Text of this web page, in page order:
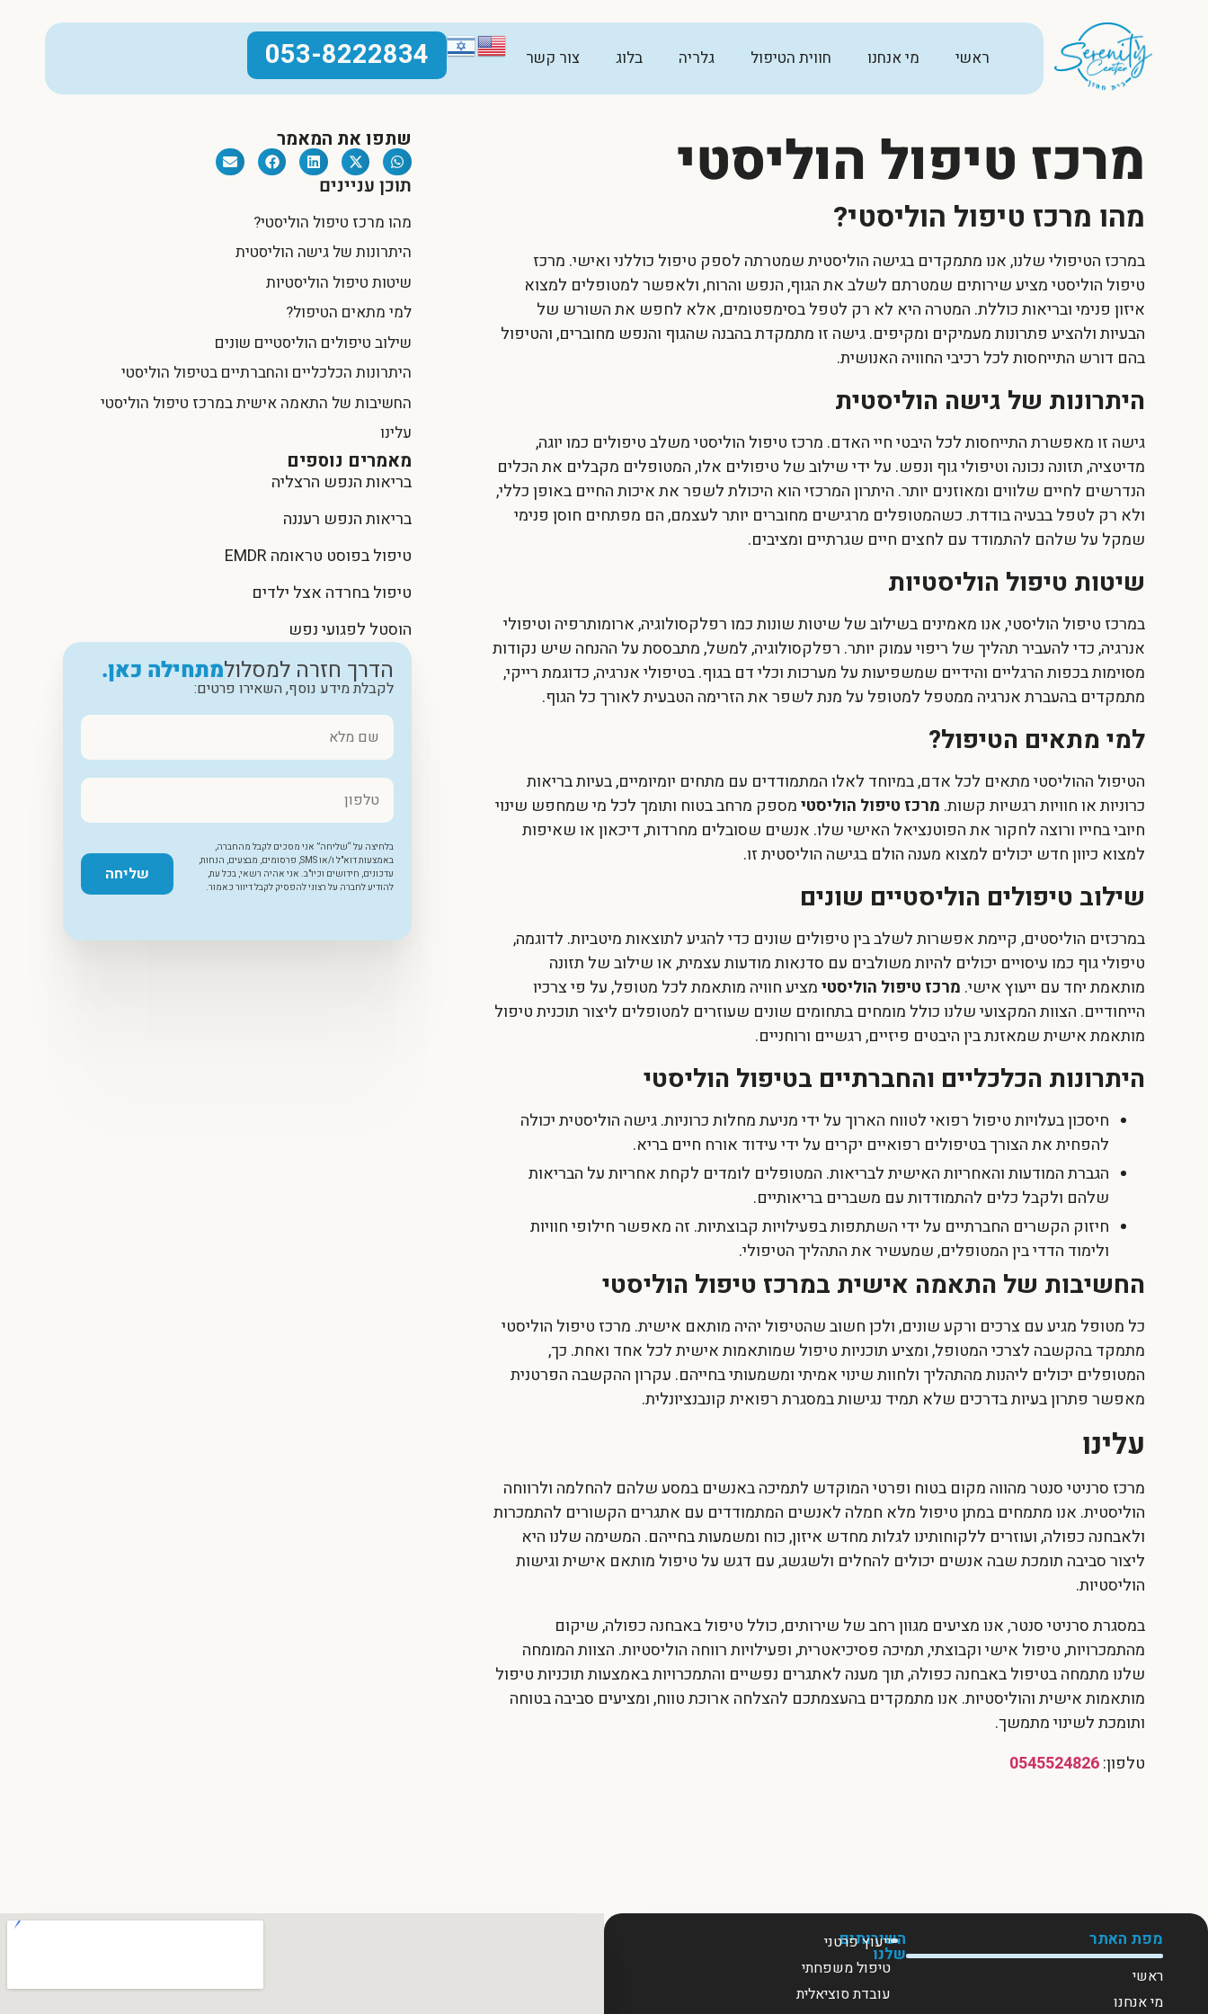
ראשי מי אנחנו חווית הטיפול גלריה בלוג צור קשר 053-8222834
מרכז טיפול הוליסטי
מהו מרכז טיפול הוליסטי?
במרכז הטיפולי שלנו, אנו מתמקדים בגישה הוליסטית שמטרתה לספק טיפול כוללני ואישי. מרכז
טיפול הוליסטימציע שירותים שמטרתם לשלב את הגוף, הנפש והרוח, ולאפשר למטופלים למצוא
איזון פנימי ובריאות כוללת. המטרה היא לא רק לטפל בסימפטומים, אלא לחפש את השורש של
הבעיות ולהציע פתרונות מעמיקים ומקיפים. גישה זו מתמקדת בהבנה שהגוף והנפש מחוברים, והטיפול
בהם דורש התייחסות לכל רכיבי החוויה האנושית.
היתרונות של גישה הוליסטית
גישה זו מאפשרת התייחסות לכל היבטי חיי האדם. מרכז טיפול הוליסטימשלב טיפולים כמו יוגה,
מדיטציה, תזונה נכונה וטיפולי גוף ונפש. על ידי שילוב של טיפולים אלו, המטופלים מקבלים את הכלים
הנדרשים לחיים שלווים ומאוזנים יותר. היתרון המרכזי הוא היכולת לשפר את איכות החיים באופן כללי,
ולא רק לטפל בבעיה בודדת. כשהמטופלים מרגישים מחוברים יותר לעצמם, הם מפתחים חוסן פנימי
שמקל על שלהם להתמודד עם לחצים חיים שגרתיים ומציבים.
שיטות טיפול הוליסטיות
במרכז טיפול הוליסטי, אנו מאמינים בשילוב של שיטות שונות כמו רפלקסולוגיה, ארומותרפיה וטיפולי
אנרגיה, כדי להעביר תהליך של ריפוי עמוק יותר. רפלקסולוגיה, למשל, מתבססת על ההנחה שיש נקודות
מסוימות בכפות הרגליים והידיים שמשפיעות על מערכות וכלי דם בגוף. בטיפולי אנרגיה, כדוגמת רייקי,
מתמקדים בהעברת אנרגיה ממטפל למטופל על מנת לשפר את הזרימה הטבעית לאורך כל הגוף.
למי מתאים הטיפול?
הטיפול ההוליסטי מתאים לכל אדם, במיוחד לאלו המתמודדים עם מתחים יומיומיים, בעיות בריאות
כרוניות או חוויות רגשיות קשות. מרכז טיפול הוליסטימספק מרחב בטוח ותומך לכל מי שמחפש שינוי
חיובי בחייו ורוצה לחקור את הפוטנציאל האישי שלו. אנשים שסובלים מחרדות, דיכאון או שאיפות
למצוא כיוון חדש יכולים למצוא מענה הולם בגישה הוליסטית זו.
שילוב טיפולים הוליסטיים שונים
במרכזים הוליסטים, קיימת אפשרות לשלב בין טיפולים שונים כדי להגיע לתוצאות מיטביות. לדוגמה,
טיפולי גוף כמו עיסויים יכולים להיות משולבים עם סדנאות מודעות עצמית, או שילוב של תזונה
מותאמת יחד עם ייעוץ אישי. מרכז טיפול הוליסטימציע חוויה מותאמת לכל מטופל, על פי צרכיו
הייחודיים. הצוות המקצועי שלנו כולל מומחים בתחומים שונים שעוזרים למטופלים ליצור תוכנית טיפול
מותאמת אישית שמאזנת בין היבטים פיזיים, רגשיים ורוחניים.
היתרונות הכלכליים והחברתיים בטיפול הוליסטי
חיסכון בעלויות טיפול רפואי לטווח הארוך על ידי מניעת מחלות כרוניות. גישה הוליסטית יכולה
להפחית את הצורך בטיפולים רפואיים יקרים על ידי עידוד אורח חיים בריא.
הגברת המודעות והאחריות האישית לבריאות. המטופלים לומדים לקחת אחריות על הבריאות
שלהם ולקבל כלים להתמודדות עם משברים בריאותיים.
חיזוק הקשרים החברתיים על ידי השתתפות בפעילויות קבוצתיות. זה מאפשר חילופי חוויות
ולימוד הדדי בין המטופלים, שמעשיר את התהליך הטיפולי.
החשיבות של התאמה אישית במרכז טיפול הוליסטי
כל מטופל מגיע עם צרכים ורקע שונים, ולכן חשוב שהטיפול יהיה מותאם אישית. מרכז טיפול הוליסטי
מתמקד בהקשבה לצרכי המטופל, ומציע תוכניות טיפול שמותאמות אישית לכל אחד ואחת. כך,
המטופלים יכולים ליהנות מהתהליך ולחוות שינוי אמיתי ומשמעותי בחייהם. עקרון ההקשבה הפרטנית
מאפשר פתרון בעיות בדרכים שלא תמיד נגישות במסגרת רפואית קונבנציונלית.
עלינו
מרכז סרניטי סנטר מהווה מקום בטוח ופרטי המוקדש לתמיכה באנשים במסע שלהם להחלמה ולרווחה
הוליסטית. אנו מתמחים במתן טיפול מלא חמלה לאנשים המתמודדים עם אתגרים הקשורים להתמכרות
ולאבחנה כפולה, ועוזרים ללקוחותינו לגלות מחדש איזון, כוח ומשמעות בחייהם. המשימה שלנו היא
ליצור סביבה תומכת שבה אנשים יכולים להחלים ולשגשג, עם דגש על טיפול מותאם אישית וגישות
הוליסטיות.
במסגרת סרניטי סנטר, אנו מציעים מגוון רחב של שירותים, כולל טיפול באבחנה כפולה, שיקום
מהתמכרויות, טיפול אישי וקבוצתי, תמיכה פסיכיאטרית, ופעילויות רווחה הוליסטיות. הצוות המומחה
שלנו מתמחה בטיפול באבחנה כפולה, תוך מענה לאתגרים נפשיים והתמכרויות באמצעות תוכניות טיפול
מותאמות אישית והוליסטיות. אנו מתמקדים בהעצמתכם להצלחה ארוכת טווח, ומציעים סביבה בטוחה
ותומכת לשינוי מתמשך.
טלפון:0545524826
שתפו את המאמר
תוכן עניינים
מהו מרכז טיפול הוליסטי?
היתרונות של גישה הוליסטית
שיטות טיפול הוליסטיות
למי מתאים הטיפול?
שילוב טיפולים הוליסטיים שונים
היתרונות הכלכליים והחברתיים בטיפול הוליסטי
החשיבות של התאמה אישית במרכז טיפול הוליסטי
עלינו
מאמרים נוספים
בריאות הנפש הרצליה
בריאות הנפש רעננה
טיפול בפוסט טראומה EMDR
טיפול בחרדה אצל ילדים
הוסטל לפגועי נפש
הדרך חזרה למסלולמתחילה כאן.
לקבלת מידע נוסף, השאירו פרטים:
בלחיצה על “שליחה” אני מסכים לקבל מהחברה,
באמצעות דוא"ל ו/או SMS, פרסומים, מבצעים, הנחות,
עדכונים, חידושים וכיו"ב. אני אהיה רשאי, בכל עת,
להודיע לחברה על רצוני להפסיק לקבל דיוור כאמור.
שליחה
מפת האתר
ראשי
מי אנחנו
השירותים
שלנו
ייעוץ פרטני
טיפול משפחתי
עובדת סוציאלית